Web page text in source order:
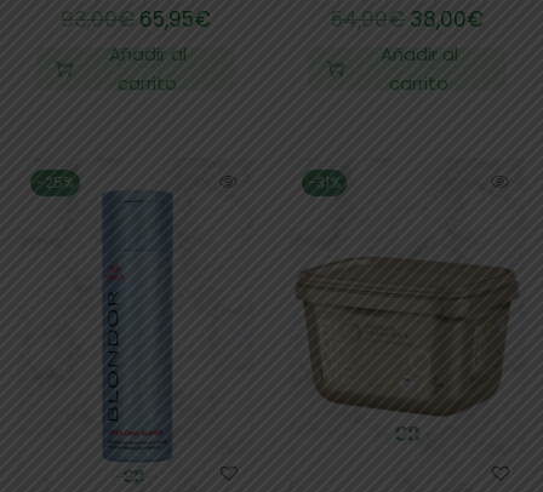
93,00€ 65,95€
Añadir al
carrito
54,00€ 38,00€
Añadir al
carrito
-25% -31%